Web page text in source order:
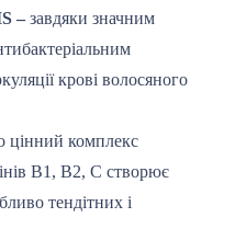
– завдяки значним
крові волосяного
цінний комплекс
B1, B2, C створює
тендітних і